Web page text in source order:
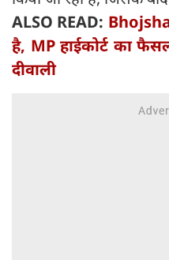
ALSO READ:
है, MP हाईकोर्ट का
दीवाली